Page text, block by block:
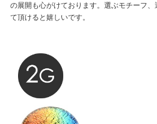
の展開も心がけております。選ぶモチーフ
て頂けると嬉しいです。